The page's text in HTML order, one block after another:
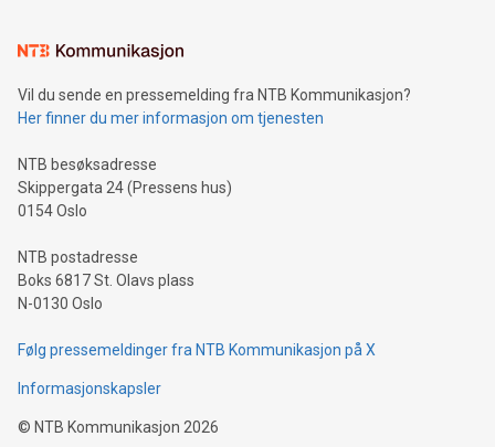
Vil du sende en pressemelding fra NTB Kommunikasjon?
Her finner du mer informasjon om tjenesten
NTB besøksadresse
Skippergata 24 (Pressens hus)
0154 Oslo
NTB postadresse
Boks 6817 St. Olavs plass
N-0130 Oslo
Følg pressemeldinger fra NTB Kommunikasjon på X
Informasjonskapsler
© NTB Kommunikasjon 2026